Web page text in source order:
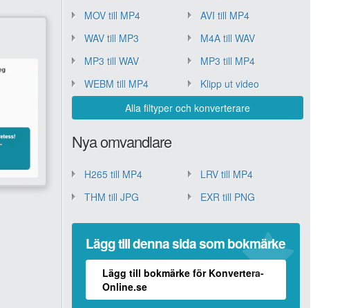
MOV till MP4
AVI till MP4
WAV till MP3
M4A till WAV
MP3 till WAV
MP3 till MP4
WEBM till MP4
Klipp ut video
Alla filtyper och konverterare
Nya omvandlare
H265 till MP4
LRV till MP4
THM till JPG
EXR till PNG
Lägg till denna sida som bokmärke
Lägg till bokmärke för Konvertera-
Online.se